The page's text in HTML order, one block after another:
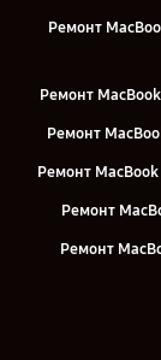
Ремонт
Ремонт
Ремонт
Ремонт MacBook
Ремонт
Ремонт